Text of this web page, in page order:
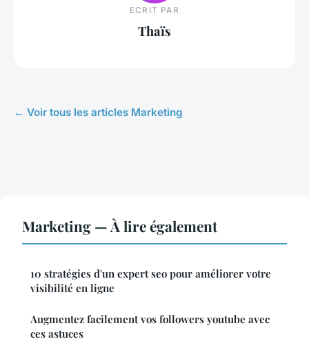
ECRIT PAR
Thaïs
← Voir tous les articles Marketing
Marketing — À lire également
10 stratégies d'un expert seo pour améliorer votre
visibilité en ligne
Augmentez facilement vos followers youtube avec
ces astuces